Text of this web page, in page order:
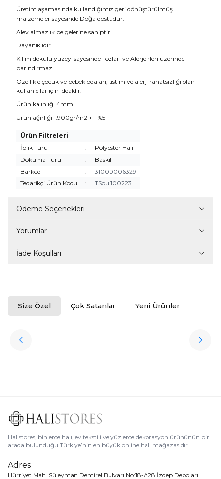
Üretim aşamasında kullandığımız geri dönüştürülmüş
malzemeler sayesinde Doğa dostudur.
Alev almazlık belgelerine sahiptir.
Dayanıklıdır.
Kilim dokulu yüzeyi sayesinde Tozları ve Alerjenleri üzerinde
barındırmaz.
Özellikle çocuk ve bebek odaları, astım ve alerji rahatsızlığı olan
kullanıcılar için idealdir.
Ürün kalınlığı 4mm
Ürün ağırlığı 1.900gr/m2 + - %5
Ürün Filtreleri
İplik Türü
:
Polyester Halı
Dokuma Türü
:
Baskılı
Barkod
:
31000006329
Tedarikçi Ürün Kodu
: TSoul100223
Ödeme Seçenekleri
Yorumlar
İade Koşulları
Size Özel Çok Satanlar Yeni Ürünler
Favorilere Ekle
Halıstores
3.909,80
Halıstores, binlerce halı, ev tekstili ve yüzlerce dekorasyon ürününün bir
arada bulunduğu Türkiye’nin en büyük online halı mağazasıdır.
Adres
Hürriyet Mah. Süleyman Demirel Bulvarı No:18-A28 İzdep Depoları